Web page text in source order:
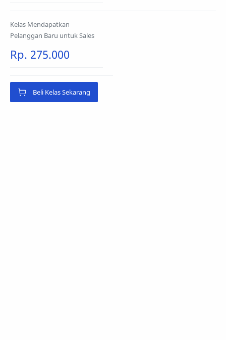
Kelas Mendapatkan
Pelanggan Baru untuk Sales
Rp. 275.000
Beli Kelas Sekarang